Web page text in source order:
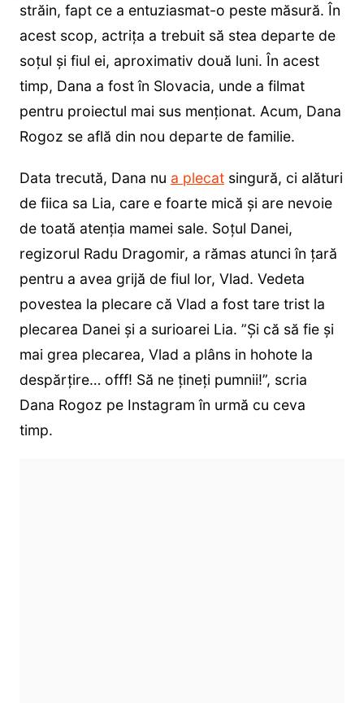
străin, fapt ce a entuziasmat-o peste măsură. În
acest scop, actrița a trebuit să stea departe de
soțul și fiul ei, aproximativ două luni. În acest
timp, Dana a fost în Slovacia, unde a filmat
pentru proiectul mai sus menționat. Acum, Dana
Rogoz se află din nou departe de familie.
Data trecută, Dana nu a plecatsingură, ci alături
de fiica sa Lia, care e foarte mică și are nevoie
de toată atenția mamei sale. Soțul Danei,
regizorul Radu Dragomir, a rămas atunci în țară
pentru a avea grijă de fiul lor, Vlad. Vedeta
povestea la plecare că Vlad a fost tare trist la
plecarea Danei și a surioarei Lia. ”Și că să fie și
mai grea plecarea, Vlad a plâns in hohote la
despărțire… offf! Să ne țineți pumnii!”, scria
Dana Rogoz pe Instagram în urmă cu ceva
timp.